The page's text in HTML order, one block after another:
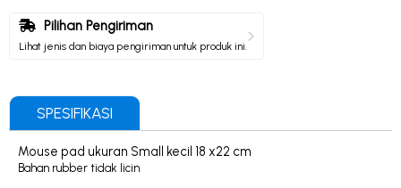
Pilihan Pengiriman
Lihat jenis dan biaya pengiriman untuk produk ini.
SPESIFIKASI
Mouse pad ukuran Small kecil 18 x22 cm
Bahan rubber tidak licin